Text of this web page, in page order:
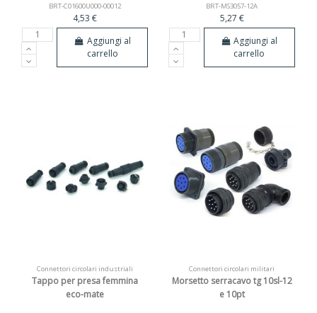
BRT-C01600U000-00012
4,53 €
Aggiungi al
carrello
BRT-MS3057-12A
5,27 €
Aggiungi al
carrello
Connettori circolari industriali
Tappo per presa femmina
eco-mate
Connettori circolari militari
Morsetto serracavo tg 10sl-12
e 10pt